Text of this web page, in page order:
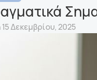
15 Δεκεμβρίου, 2025